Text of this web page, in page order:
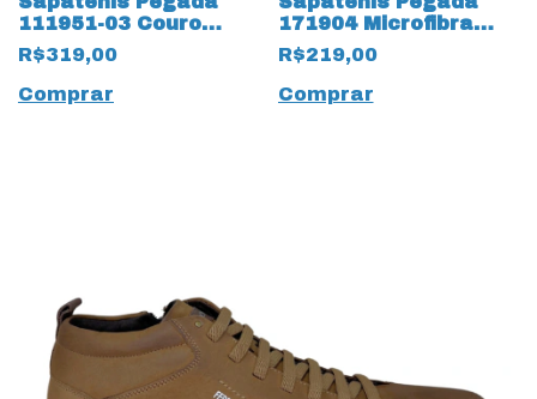
111951-03 Couro
Natura Stretch 18290
Café
R$319,00
Comprar
171904 Microfibra
com cadarço Fake
16871 Café
R$219,00
Comprar